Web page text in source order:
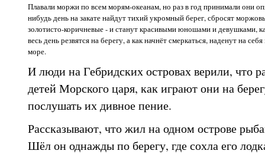
Плавали моржи по всем морям-океанам, но раз в год принимали они
нибудь день на закате найдут тихий укромный берег, сбросят
золотисто-коричневые - и станут красивыми юношами и девушками,
весь день резвятся на берегу, а как начнёт смеркаться, наденут на
море.
И люди на Гебридских островах верили, что
детей Морского царя, как играют они на
послушать их дивное пение.
Рассказывают, что жил на одном острове
Шёл он однажды по берегу, где сохла его